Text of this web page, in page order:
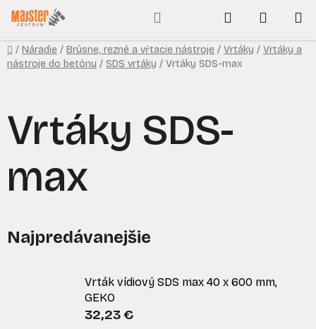
Prejsť
na
obsah
Hľadať
KOŠÍK
Domov
/ Náradie / Brúsne, rezné a vŕtacie nástroje / Vrtáky / Vrtáky a
nástroje do betónu / SDS vrtáky / Vrtáky SDS-max
Vrtáky SDS-
max
Najpredávanejšie
Vrták vídiový SDS max 40 x 600 mm,
GEKO
32,23 €